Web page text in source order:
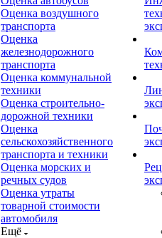
Оценка воздушного
транспорта
Оценка
железнодорожного
транспорта
Оценка коммунальной
техники
Оценка строительно-
дорожной техники
Оценка
сельскохозяйственного
транспорта и техники
Оценка морских и
речных судов
Оценка утраты
товарной стоимости
автомобиля
Ещё